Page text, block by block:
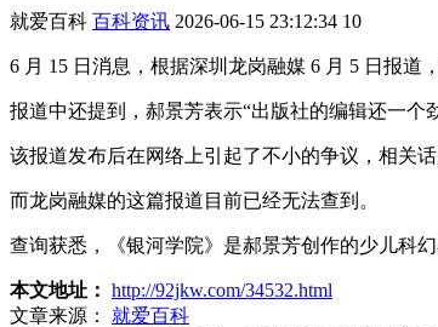
就爱百科 百科资讯 2026-06-15 23:12:34 10
6 月 15 日消息，根据深圳龙岗融媒 6 月 5 日报
报道中还提到，郝景芳表示“出版社的编辑还一个
该报道发布后在网络上引起了不小的争议，相关
而龙岗融媒的这篇报道目前已经无法查到。
查询获悉，《银河学院》是郝景芳创作的少儿科
本文地址： http://92jkw.com/34532.html
文章来源：
就爱百科